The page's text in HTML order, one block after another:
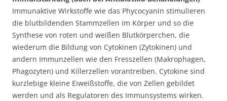
Immunaktive Wirkstoffe wie das Phycocyanin stimulieren
die blutbildenden Stammzellen im Körper und so die
Synthese von roten und weißen Blutkörperchen, die
wiederum die Bildung von Cytokinen (Zytokinen) und
andern Immunzellen wie den Fresszellen (Makrophagen,
Phagozyten) und Killerzellen vorantreiben. Cytokine sind
kurzlebige kleine Eiweißstoffe, die von Zellen gebildet
werden und als Regulatoren des Immunsystems wirken.